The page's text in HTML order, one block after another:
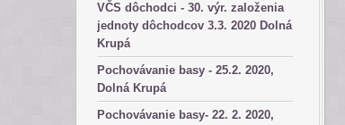
VČS dôchodci - 30. výr. založenia
jednoty dôchodcov 3.3. 2020 Dolná
Krupá
Pochovávanie basy - 25.2. 2020,
Dolná Krupá
Pochovávanie basy- 22. 2. 2020,